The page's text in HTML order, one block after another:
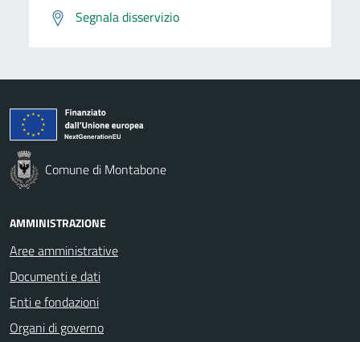
Segnala disservizio
Comune di Montabone
AMMINISTRAZIONE
Aree amministrative
Documenti e dati
Enti e fondazioni
Organi di governo